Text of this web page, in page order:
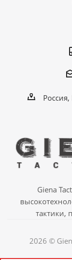
Giena
тактики,
2026 ©